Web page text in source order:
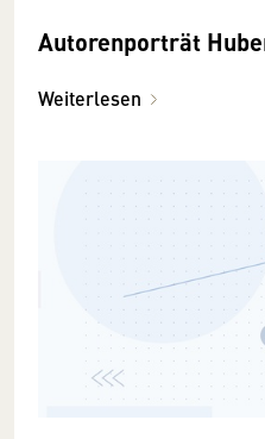
Autorenporträt
Weiterlesen